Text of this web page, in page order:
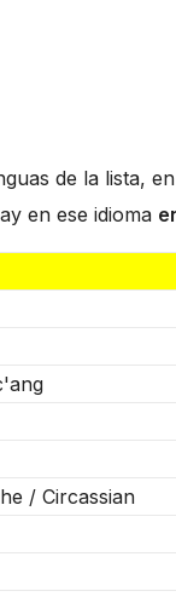
de la lista,
en ese idioma
/ Circassian